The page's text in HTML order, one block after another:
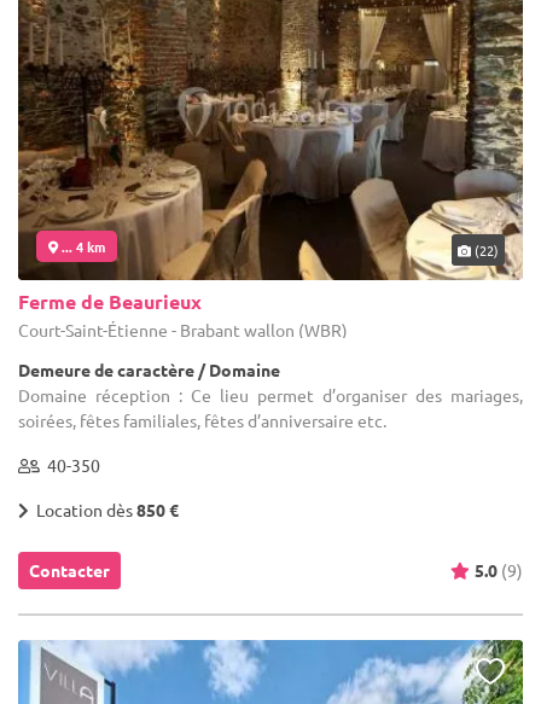
... 4 km (22)
Ferme de Beaurieux
Court-Saint-Étienne - Brabant wallon (WBR)
Demeure de caractère / Domaine
Domaine réception : Ce lieu permet d’organiser des mariages,
soirées, fêtes familiales, fêtes d’anniversaire etc.
40-350
Location dès850 €
Contacter 5.0 (9)